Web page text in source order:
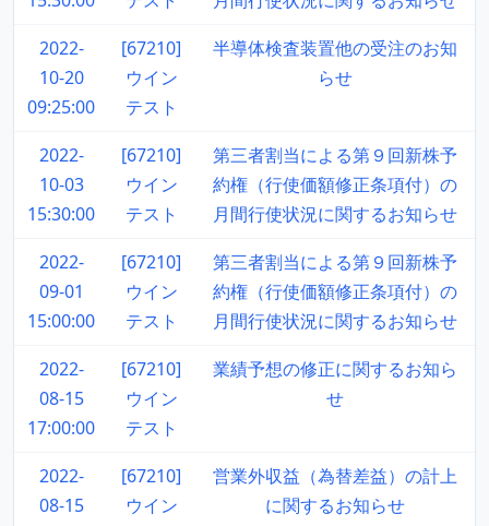
2022-
10-20
09:25:00
[67210]
ウイン
テスト
半導体検査装置他の受注のお知
らせ
2022-
10-03
15:30:00
[67210]
ウイン
テスト
第三者割当による第９回新株予
約権（行使価額修正条項付）の
月間行使状況に関するお知らせ
2022-
09-01
15:00:00
[67210]
ウイン
テスト
第三者割当による第９回新株予
約権（行使価額修正条項付）の
月間行使状況に関するお知らせ
2022-
08-15
17:00:00
[67210]
ウイン
テスト
業績予想の修正に関するお知ら
せ
2022-
08-15
[67210]
ウイン
営業外収益（為替差益）の計上
に関するお知らせ